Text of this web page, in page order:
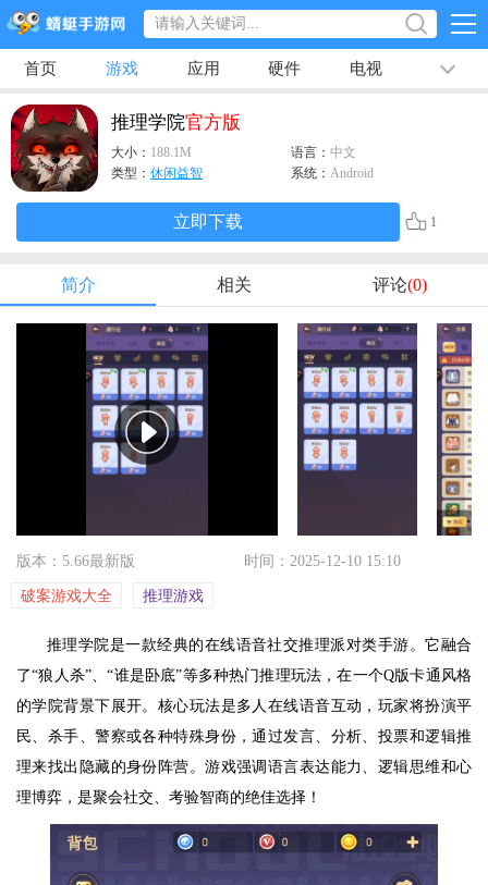
首页 游戏 应用 硬件 电视 排行榜
专题
推理学院官方版
大小： 188.1M 语言： 中文
类型： 休闲益智 系统： Android
立即下载 1
简介 相关 评论(0)
版本：5.66最新版 时间：2025-12-10 15:10
破案游戏大全 推理游戏
推理学院是一款经典的在线语音社交推理派对类手游。它融合
了“狼人杀”、“谁是卧底”等多种热门推理玩法，在一个Q版卡通风格
的学院背景下展开。核心玩法是多人在线语音互动，玩家将扮演平
民、杀手、警察或各种特殊身份，通过发言、分析、投票和逻辑推
理来找出隐藏的身份阵营。游戏强调语言表达能力、逻辑思维和心
理博弈，是聚会社交、考验智商的绝佳选择！